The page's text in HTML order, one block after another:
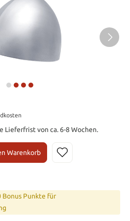
Lieferfrist von ca. 6-8 Wochen.
Warenkorb
Bonus Punkte für